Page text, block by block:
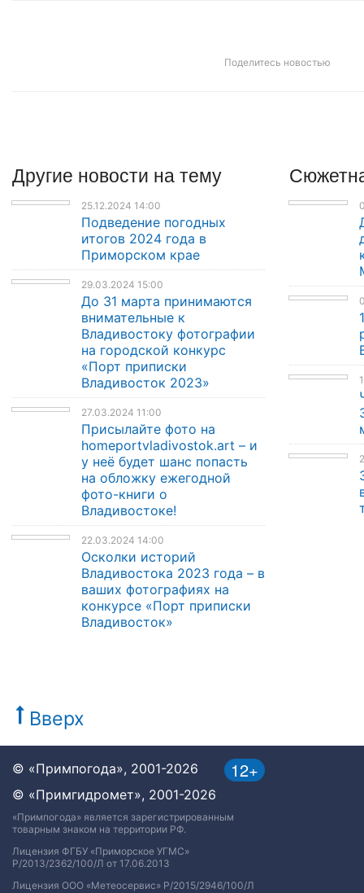
Поделитесь новостью
Другие новости на тему
25.12.2024 14:00
Подведение погодных
итогов 2024 года в
Приморском крае
29.03.2024 15:00
До 31 марта принимаются
внимательные к
Владивостоку фотографии
на городской конкурс
«Порт приписки
Владивосток 2023»
27.03.2024 11:00
Присылайте фото на
homeportvladivostok.art – и
у неё будет шанс попасть
на обложку ежегодной
фото-книги о
Владивостоке!
22.03.2024 14:00
Осколки историй
Владивостока 2023 года – в
ваших фотографиях на
конкурсе «Порт приписки
Владивосток»
Вверх
12+
© «Примпогода», 2001-2026
© «Примгидромет», 2001-2026
«Примпогода» является зарегистрированным
товарным знаком на территории РФ.
Лицензия ФГБУ «Приморское УГМС»
Р/2013/2362/100/Л от 17.06.2013
Лицензия ООО «Метеосервис» Р/2015/2946/100/Л